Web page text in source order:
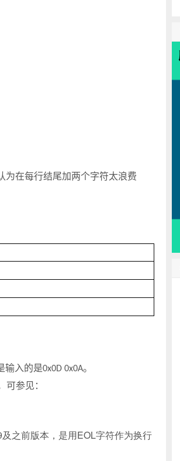
为在每行结尾加两个字符太浪费
输入的是0x0D 0x0A。
可参见：
之前版本，是用EOL字符作为换行